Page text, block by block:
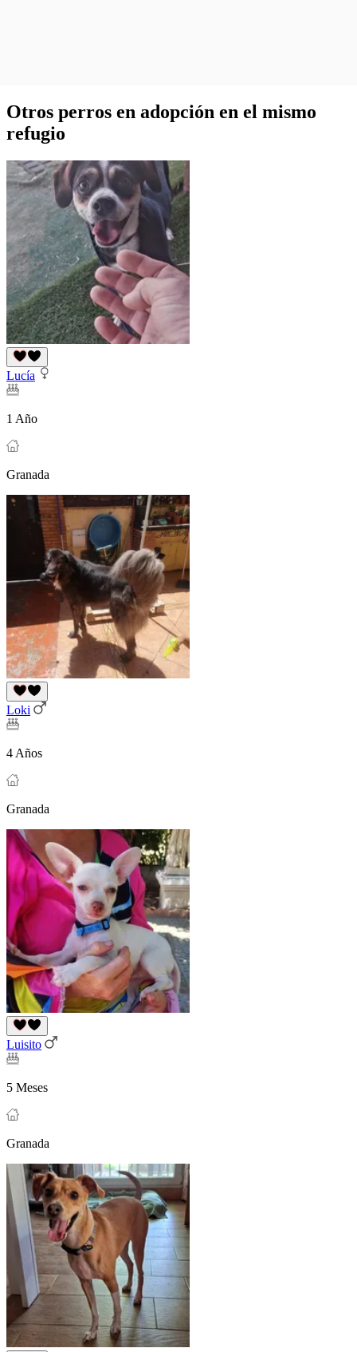
Otros perros en adopción en el mismo
refugio
Lucía
1 Año
Granada
Loki
4 Años
Granada
Luisito
5 Meses
Granada